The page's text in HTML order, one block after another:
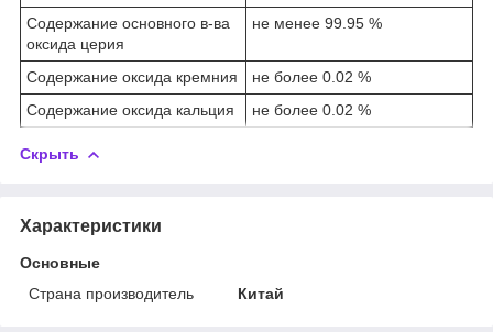
Содержание основного в-ва
оксида церия
не менее 99.95 %
Содержание оксида кремния
не более 0.02 %
Содержание оксида кальция
не более 0.02 %
Скрыть
Характеристики
Основные
Страна производитель
Китай